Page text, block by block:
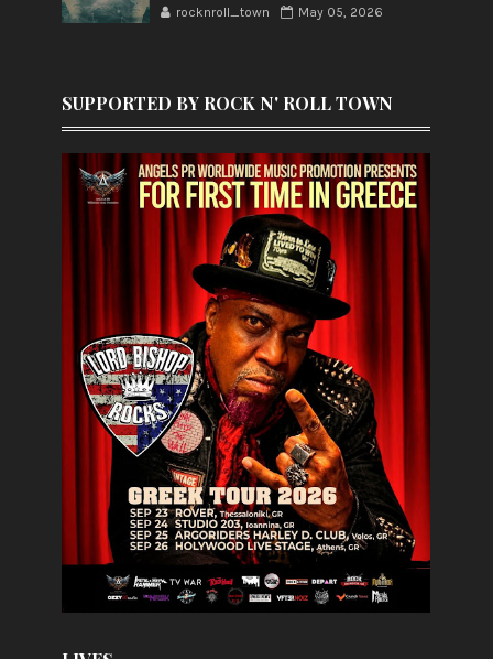
rocknroll_town May 05, 2026
SUPPORTED BY ROCK N' ROLL TOWN